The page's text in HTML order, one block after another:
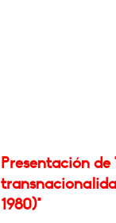
Presentación
1980)"